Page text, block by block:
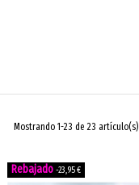
Mostrando 1-23 de 23 artículo(s)
-23,95 €